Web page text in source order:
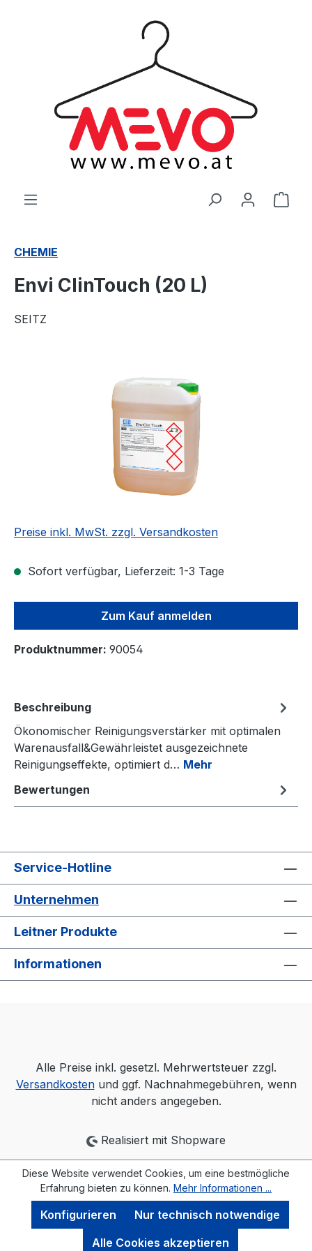
CHEMIE
Envi ClinTouch (20 L)
SEITZ
Preise inkl. MwSt. zzgl. Versandkosten
Sofort verfügbar, Lieferzeit: 1-3 Tage
Zum Kauf anmelden
Produktnummer: 90054
Beschreibung
Ökonomischer Reinigungsverstärker mit optimalen
Warenausfall&Gewährleistet ausgezeichnete
Reinigungseffekte, optimiert d… Mehr
Bewertungen
Service-Hotline
Unternehmen
Leitner Produkte
Informationen
Alle Preise inkl. gesetzl. Mehrwertsteuer zzgl.
Versandkostenund ggf. Nachnahmegebühren, wenn
nicht anders angegeben.
Realisiert mit Shopware
Diese Website verwendet Cookies, um eine bestmögliche
Erfahrung bieten zu können. Mehr Informationen ...
Nur technisch notwendige
Konfigurieren
Alle Cookies akzeptieren